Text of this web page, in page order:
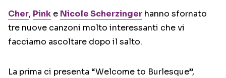
Cher, Pink e Nicole Scherzinger hanno sfornato
tre nuove canzoni molto interessanti che vi
facciamo ascoltare dopo il salto.
La prima ci presenta “Welcome to Burlesque”,